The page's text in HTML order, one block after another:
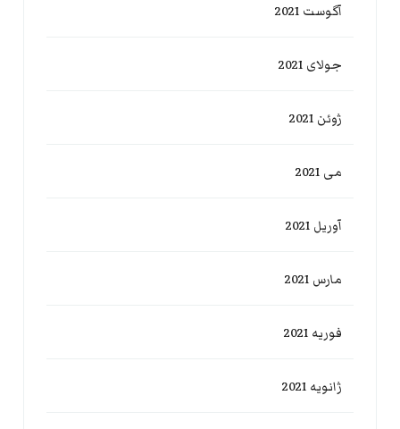
آگوست 2021
جولای 2021
ژوئن 2021
می 2021
آوریل 2021
مارس 2021
فوریه 2021
ژانویه 2021